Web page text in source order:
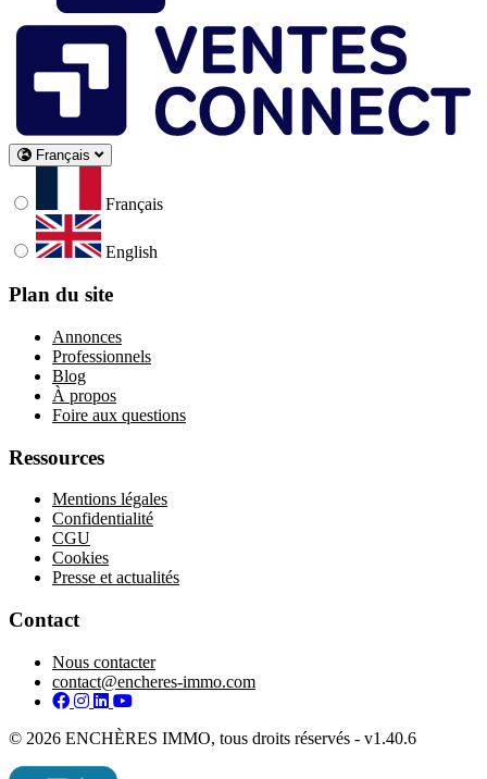
Français
Français
English
Plan du site
Annonces
Professionnels
Blog
À propos
Foire aux questions
Ressources
Mentions légales
Confidentialité
CGU
Cookies
Presse et actualités
Contact
Nous contacter
contact@encheres-immo.com
Facebook
Instagram
LinkedIn
YouTube
© 2026 ENCHÈRES IMMO, tous droits réservés - v1.40.6